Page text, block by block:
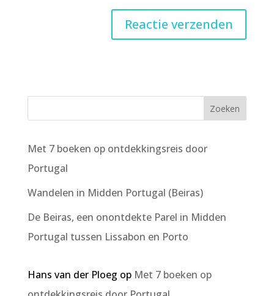
Met 7 boeken op ontdekkingsreis door
Portugal
Wandelen in Midden Portugal (Beiras)
De Beiras, een onontdekte Parel in Midden
Portugal tussen Lissabon en Porto
Hans van der Ploeg op Met 7 boeken op